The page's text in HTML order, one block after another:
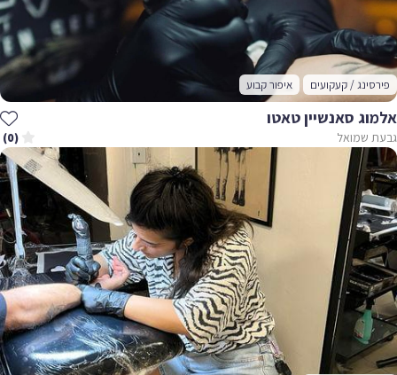
פירסינג / קעקועים איפור קבוע
אלמוג סאנשיין טאטו
גבעת שמואל (0)